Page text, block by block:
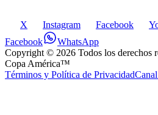
X Instagram Facebook
Facebook
WhatsApp
Copyright © 2026 Todos los derechos
Copa América™
Términos y Política de Privacidad